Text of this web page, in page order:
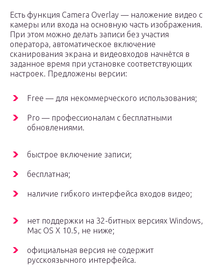
Есть функция Camera Overlay — наложение видео с
камеры или входа на основную часть изображения.
При этом можно делать записи без участия
оператора, автоматическое включение
сканирования экрана и видеовходов начнётся в
заданное время при установке соответствующих
настроек. Предложены версии:
Free — для некоммерческого использования;
Pro — профессионалам с бесплатными
обновлениями.
быстрое включение записи;
бесплатная;
наличие гибкого интерфейса входов видео;
нет поддержки на 32-битных версиях Windows,
Mac OS X 10.5, не ниже;
официальная версия не содержит
русскоязычного интерфейса.